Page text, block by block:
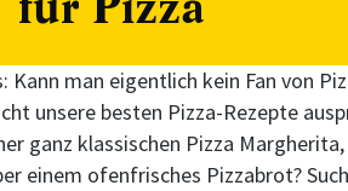
man eigentlich kein Fan von
unsere besten Pizza-Rezepte
ganz klassischen Pizza
einem ofenfrisches Pizzabrot?